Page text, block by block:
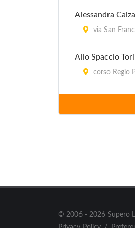
Alessandra
via San
Allo Spaccio
corso Regio
via
Antica
© 2006 - 2026 Supero